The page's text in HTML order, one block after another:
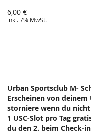
6,00 €
inkl. 7% MwSt.
Urban Sportsclub M-
Erscheinen von deinem
storniere wenn du
1 USC-Slot pro Tag
du den 2. beim Check-